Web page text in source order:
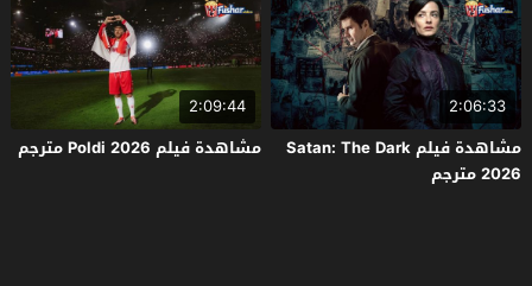
2:06:33
مشاهدة فيلم Satan: The Dark
2026 مترجم
2:09:44
مشاهدة فيلم Poldi 2026 مترجم